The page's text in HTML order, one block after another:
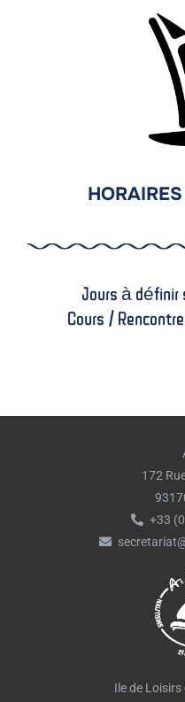
HORAIRES
Jours à définir
Cours /
172
+33
Ile de